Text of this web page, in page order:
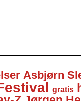
Asbjørn
gratis